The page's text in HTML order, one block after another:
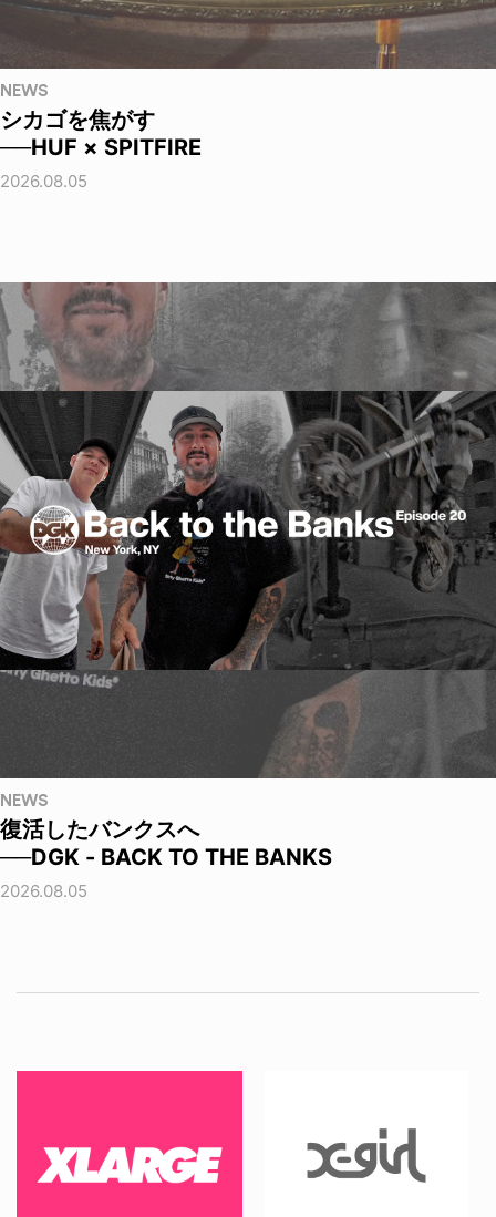
NEWS
シカゴを焦がす
──HUF × SPITFIRE
2026.08.05
NEWS
復活したバンクスへ
──DGK - BACK TO THE BANKS
2026.08.05